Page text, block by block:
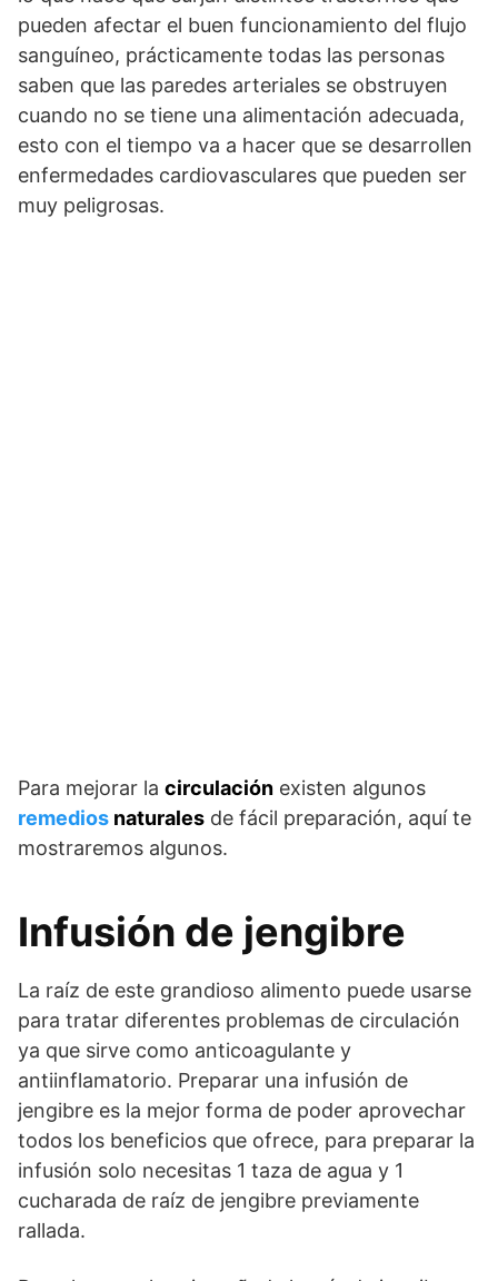
pueden afectar el buen funcionamiento del flujo
sanguíneo, prácticamente todas las personas
saben que las paredes arteriales se obstruyen
cuando no se tiene una alimentación adecuada,
esto con el tiempo va a hacer que se desarrollen
enfermedades cardiovasculares que pueden ser
muy peligrosas.
Para mejorar la circulación existen algunos
remedios naturales de fácil preparación, aquí te
mostraremos algunos.
Infusión de jengibre
La raíz de este grandioso alimento puede usarse
para tratar diferentes problemas de circulación
ya que sirve como anticoagulante y
antiinflamatorio. Preparar una infusión de
jengibre es la mejor forma de poder aprovechar
todos los beneficios que ofrece, para preparar la
infusión solo necesitas 1 taza de agua y 1
cucharada de raíz de jengibre previamente
rallada.